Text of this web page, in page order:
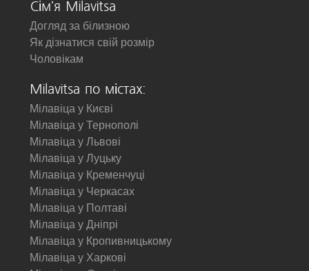
Сім'я Milavitsa
Догляд за білизною
Як дізнатися свій розмір
Чоловікам
Milavitsa по містах:
Мілавіца у Києві
Мілавіца у Тернополі
Мілавіца у Львові
Мілавіца у Луцьку
Мілавіца у Кременчуці
Мілавіца у Черкасах
Мілавіца у Полтаві
Мілавіца у Дніпрі
Мілавіца у Кропивницькому
Мілавіца у Харкові